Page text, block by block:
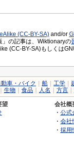
(CC-BY-SA) and/or
」の記事は、Wiktionaryの
(CC-BY-SA)もしくは
動車・バイク 船 工学
生物 食品 人名 方言
望
会社概
・ 公式
・ 会社
・ 採用